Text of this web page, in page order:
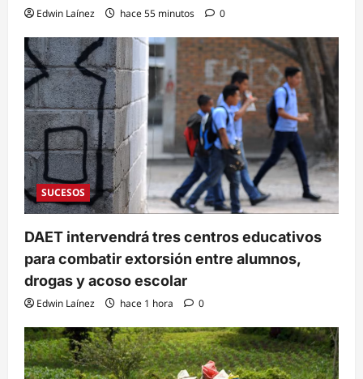
Edwin Laínez hace 55 minutos 0
SUCESOS
DAET intervendrá tres centros educativos
para combatir extorsión entre alumnos,
drogas y acoso escolar
Edwin Laínez hace 1 hora 0